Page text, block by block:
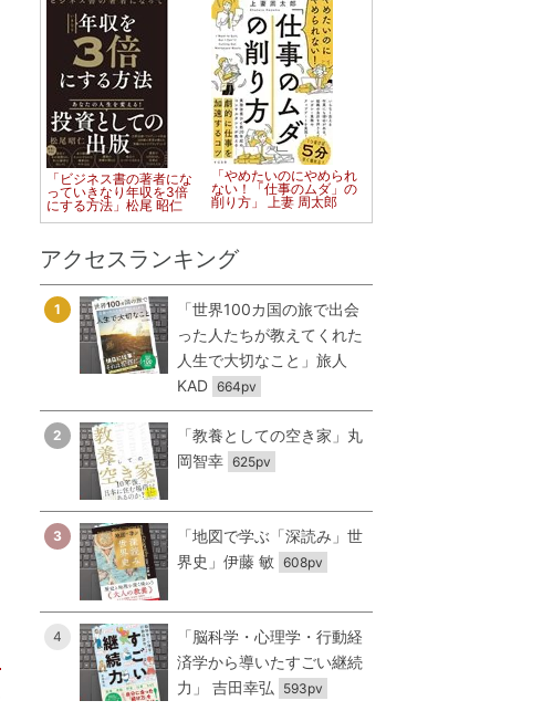
「ビジネス書の著者にな
っていきなり年収を3倍
にする方法」松尾 昭仁
「やめたいのにやめられ
ない！「仕事のムダ」の
削り方」 上妻 周太郎
アクセスランキング
1
「世界100カ国の旅で出会
った人たちが教えてくれた
人生で大切なこと」旅人
KAD 664pv
2
「教養としての空き家」丸
岡智幸 625pv
3
「地図で学ぶ「深読み」世
界史」伊藤 敏 608pv
4
「脳科学・心理学・行動経
済学から導いたすごい継続
力」 吉田幸弘
593pv